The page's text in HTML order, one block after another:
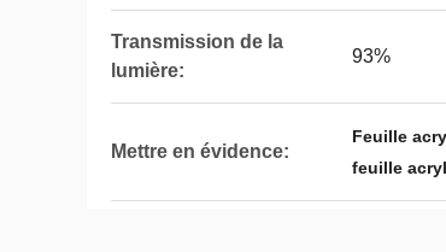
Transmission de la
lumière:
93%
Mettre en évidence:
Feuille
feuille